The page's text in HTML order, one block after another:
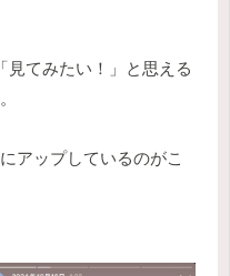
てみたい！」と思える
アップしているのがこ